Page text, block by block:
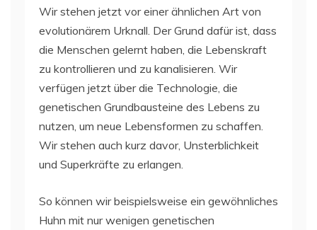
Wir stehen jetzt vor einer ähnlichen Art von
evolutionärem Urknall. Der Grund dafür ist, dass
die Menschen gelernt haben, die Lebenskraft
zu kontrollieren und zu kanalisieren. Wir
verfügen jetzt über die Technologie, die
genetischen Grundbausteine des Lebens zu
nutzen, um neue Lebensformen zu schaffen.
Wir stehen auch kurz davor, Unsterblichkeit
und Superkräfte zu erlangen.
So können wir beispielsweise ein gewöhnliches
Huhn mit nur wenigen genetischen